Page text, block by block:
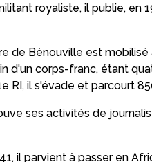
royaliste, il publie, en
de Bénouville est
d'un corps-franc, étant
RI, il s'évade et parcourt
ses activités de
il parvient à passer en